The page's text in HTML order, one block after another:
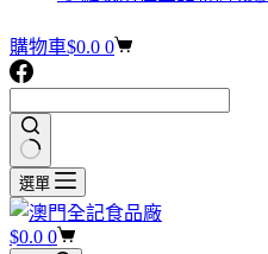
購物車$0.0 0
選單
購
$0.0 0